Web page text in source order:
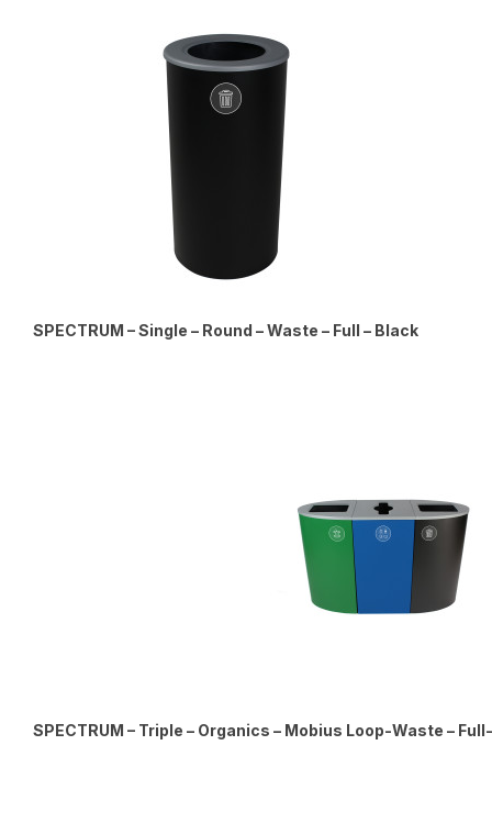
SPECTRUM – Single – Round – Waste – Full – Black
SPECTRUM – Triple – Organics – Mobius Loop-Waste –